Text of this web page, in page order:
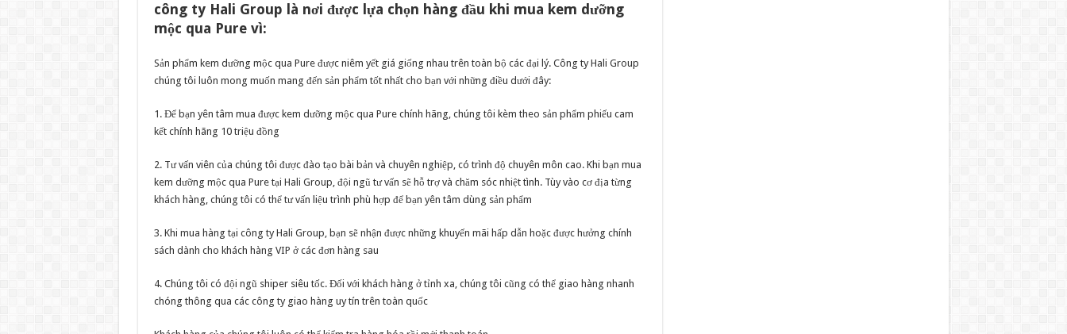
công ty Hali Group là nơi được lựa chọn hàng đầu khi mua kem dưỡng
mộc qua Pure vì:
Sản phẩm kem dưỡng mộc qua Pure được niêm yết giá giống nhau trên toàn bộ các đại lý. Công ty Hali Group
chúng tôi luôn mong muốn mang đến sản phẩm tốt nhất cho bạn với những điều dưới đây:
1. Để bạn yên tâm mua được kem dưỡng mộc qua Pure chính hãng, chúng tôi kèm theo sản phẩm phiếu cam
kết chính hãng 10 triệu đồng
2. Tư vấn viên của chúng tôi được đào tạo bài bản và chuyên nghiệp, có trình độ chuyên môn cao. Khi bạn mua
kem dưỡng mộc qua Pure tại Hali Group, đội ngũ tư vấn sẽ hỗ trợ và chăm sóc nhiệt tình. Tùy vào cơ địa từng
khách hàng, chúng tôi có thể tư vấn liệu trình phù hợp để bạn yên tâm dùng sản phẩm
3. Khi mua hàng tại công ty Hali Group, bạn sẽ nhận được những khuyến mãi hấp dẫn hoặc được hưởng chính
sách dành cho khách hàng VIP ở các đơn hàng sau
4. Chúng tôi có đội ngũ shiper siêu tốc. Đối với khách hàng ở tỉnh xa, chúng tôi cũng có thể giao hàng nhanh
chóng thông qua các công ty giao hàng uy tín trên toàn quốc